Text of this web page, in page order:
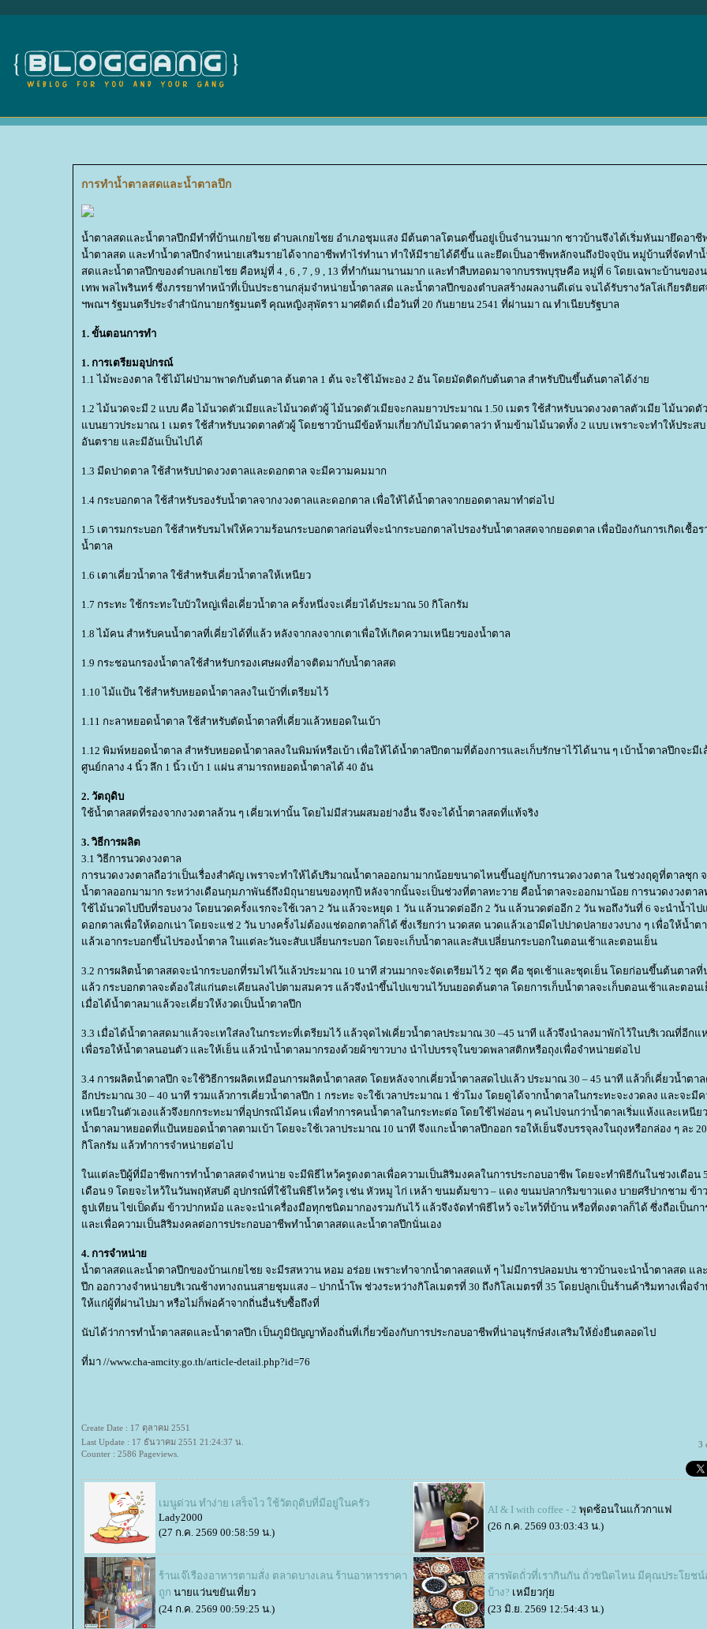
การทำน้ำตาลสดและน้ำตาลปึก
น้ำตาลสดและน้ำตาลปึกมีทำที่บ้านเกยไชย ตำบลเกยไชย อำเภอชุมแสง มีต้นตาลโตนดขึ้นอยู่เป็นจำนวนมาก ชาวบ้านจึงได้เริ่มหันมายึดอาชี
น้ำตาลสด และทำน้ำตาลปึกจำหน่ายเสริมรายได้จากอาชีพทำไร่ทำนา ทำให้มีรายได้ดีขึ้น และยึดเป็นอาชีพหลักจนถึงปัจจุบัน หมู่บ้านที่จัดทำน้
สดและน้ำตาลปึกของตำบลเกยไชย คือหมู่ที่ 4 , 6 , 7 , 9 , 13 ที่ทำกันมานานมาก และทำสืบทอดมาจากบรรพบุรุษคือ หมู่ที่ 6 โดยเฉพาะบ้านของ
เทพ พลไพรินทร์ ซึ่งภรรยาทำหน้าที่เป็นประธานกลุ่มจำหน่ายน้ำตาลสด และน้ำตาลปึกของตำบลสร้างผลงานดีเด่น จนได้รับรางวัลโล่เกียรติยศ
ฯพณฯ รัฐมนตรีประจำสำนักนายกรัฐมนตรี คุณหญิงสุพัตรา มาศดิตถ์ เมื่อวันที่ 20 กันยายน 2541 ที่ผ่านมา ณ ทำเนียบรัฐบาล
1. ขั้นตอนการทำ
1. การเตรียมอุปกรณ์
1.1 ไม้พะองตาล ใช้ไม้ไผ่ป่ามาพาดกับต้นตาล ต้นตาล 1 ต้น จะใช้ไม้พะอง 2 อัน โดยมัดติดกับต้นตาล สำหรับปีนขึ้นต้นตาลได้ง่า
1.2 ไม้นวดจะมี 2 แบบ คือ ไม้นวดตัวเมียและไม้นวดตัวผู้ ไม้นวดตัวเมียจะกลมยาวประมาณ 1.50 เมตร ใช้สำหรับนวดงวงตาลตัวเมีย ไม้นวดตั
บนยาวประมาณ 1 เมตร ใช้สำหรับนวดตาลตัวผู้ โดยชาวบ้านมีข้อห้ามเกี่ยวกับไม้นวดตาลว่า ห้ามข้ามไม้นวดทั้ง 2 แบบ เพราะจะทำให้ประสบ
อันตราย และมีอันเป็นไปได้
1.3 มีดปาดตาล ใช้สำหรับปาดงวงตาลและดอกตาล จะมีความคมมาก
1.4 กระบอกตาล ใช้สำหรับรองรับน้ำตาลจากงวงตาลและดอกตาล เพื่อให้ได้น้ำตาลจากยอดตาลมาทำต่อไป
1.5 เตารมกระบอก ใช้สำหรับรมไฟให้ความร้อนกระบอกตาลก่อนที่จะนำกระบอกตาลไปรองรับน้ำตาลสดจากยอดตาล เพื่อป้องกันการเกิดเชื้อร
น้ำตาล
1.6 เตาเคี่ยวน้ำตาล ใช้สำหรับเคี่ยวน้ำตาลให้เหนียว
1.7 กระทะ ใช้กระทะใบบัวใหญ่เพื่อเคี่ยวน้ำตาล ครั้งหนึ่งจะเคี่ยวได้ประมาณ 50 กิโลกรัม
1.8 ไม้คน สำหรับคนน้ำตาลที่เคี่ยวได้ที่แล้ว หลังจากลงจากเตาเพื่อให้เกิดความเหนียวของน้ำตาล
1.9 กระชอนกรองน้ำตาลใช้สำหรับกรองเศษผงที่อาจติดมากับน้ำตาลสด
1.10 ไม้แป้น ใช้สำหรับหยอดน้ำตาลลงในเบ้าที่เตรียมไว้
1.11 กะลาหยอดน้ำตาล ใช้สำหรับตัดน้ำตาลที่เคี่ยวแล้วหยอดในเบ้า
1.12 พิมพ์หยอดน้ำตาล สำหรับหยอดน้ำตาลลงในพิมพ์หรือเบ้า เพื่อให้ได้น้ำตาลปึกตามที่ต้องการและเก็บรักษาไว้ได้นาน ๆ เบ้าน้ำตาลปึกจะมีเ
ศูนย์กลาง 4 นิ้ว ลึก 1 นิ้ว เบ้า 1 แผ่น สามารถหยอดน้ำตาลได้ 40 อัน
2. วัตถุดิบ
ช้น้ำตาลสดที่รองจากงวงตาลล้วน ๆ เคี่ยวเท่านั้น โดยไม่มีส่วนผสมอย่างอื่น จึงจะได้น้ำตาลสดที่แท้จริง
3. วิธีการผลิต
3.1 วิธีการนวดงวงตาล
การนวดงวงตาลถือว่าเป็นเรื่องสำคัญ เพราจะทำให้ได้ปริมาณน้ำตาลออกมามากน้อยขนาดไหนขึ้นอยู่กับการนวดงวงตาล ในช่วงฤดูที่ตาลชุก
น้ำตาลออกมามาก ระหว่างเดือนกุมภาพันธ์ถึงมิถุนายนของทุกปี หลังจากนั้นจะเป็นช่วงที่ตาลทะวาย คือน้ำตาลจะออกมาน้อย การนวดงวงตา
ช้ไม้นวดไปบีบที่รอบงวง โดยนวดครั้งแรกจะใช้เวลา 2 วัน แล้วจะหยุด 1 วัน แล้วนวดต่ออีก 2 วัน แล้วนวดต่ออีก 2 วัน พอถึงวันที่ 6 จะนำน้ำไป
ดอกตาลเพื่อให้ดอกเน่า โดยจะแช่ 2 วัน บางครั้งไม่ต้องแช่ดอกตาลก็ได้ ซึ่งเรียกว่า นวดสด นวดแล้วเอามีดไปปาดปลายงวงบาง ๆ เพื่อให้น้ำต
ล้วเอากระบอกขึ้นไปรองน้ำตาล ในแต่ละวันจะสับเปลี่ยนกระบอก โดยจะเก็บน้ำตาลและสับเปลี่ยนกระบอกในตอนเช้าและตอนเย็น
3.2 การผลิตน้ำตาลสดจะนำกระบอกที่รมไฟไว้แล้วประมาณ 10 นาที ส่วนมากจะจัดเตรียมไว้ 2 ชุด คือ ชุดเช้าและชุดเย็น โดยก่อนขึ้นต้นตาลที่
ล้ว กระบอกตาลจะต้องใส่แก่นตะเคียนลงไปตามสมควร แล้วจึงนำขึ้นไปแขวนไว้บนยอดต้นตาล โดยการเก็บน้ำตาลจะเก็บตอนเช้าและตอนเ
เมื่อได้น้ำตาลมาแล้วจะเคี่ยวให้งวดเป็นน้ำตาลปึก
3.3 เมื่อได้น้ำตาลสดมาแล้วจะเทใส่ลงในกระทะที่เตรียมไว้ แล้วจุดไฟเคี่ยวน้ำตาลประมาณ 30 –45 นาที แล้วจึงนำลงมาพักไว้ในบริเวณที่อีกแ
เพื่อรอให้น้ำตาลนอนตัว และให้เย็น แล้วนำน้ำตาลมากรองด้วยผ้าขาวบาง นำไปบรรจุในขวดพลาสติกหรือถุงเพื่อจำหน่ายต่อไป
3.4 การผลิตน้ำตาลปึก จะใช้วิธีการผลิตเหมือนการผลิตน้ำตาลสด โดยหลังจากเคี่ยวน้ำตาลสดไปแล้ว ประมาณ 30 – 45 นาที แล้วก็เคี่ยวน้ำตา
อีกประมาณ 30 – 40 นาที รวมแล้วการเคี่ยวน้ำตาลปึก 1 กระทะ จะใช้เวลาประมาณ 1 ชั่วโมง โดยดูได้จากน้ำตาลในกระทะจะงวดลง และจะมีค
เหนียวในตัวเองแล้วจึงยกกระทะมาที่อุปกรณ์ไม้คน เพื่อทำการคนน้ำตาลในกระทะต่อ โดยใช้ไฟอ่อน ๆ คนไปจนกว่าน้ำตาลเริ่มแห้งและเหนีย
น้ำตาลมาหยอดที่แป้นหยอดน้ำตาลตามเบ้า โดยจะใช้เวลาประมาณ 10 นาที จึงแกะน้ำตาลปึกออก รอให้เย็นจึงบรรจุลงในถุงหรือกล่อง ๆ ละ 20
กิโลกรัม แล้วทำการจำหน่ายต่อไป
นแต่ละปีผู้ที่มีอาชีพการทำน้ำตาลสดจำหน่าย จะมีพิธีไหว้ครูดงตาลเพื่อความเป็นสิริมงคลในการประกอบอาชีพ โดยจะทำพิธีกันในช่วงเดือน
เดือน 9 โดยจะไหว้ในวันพฤหัสบดี อุปกรณ์ที่ใช้ในพิธีไหว้ครู เช่น หัวหมู ไก่ เหล้า ขนมต้มขาว – แดง ขนมปลากริมขาวแดง บายศรีปากชาม ข้า
ธูปเทียน ไข่เป็ดต้ม ข้าวปากหม้อ และจะนำเครื่องมือทุกชนิดมากองรวมกันไว้ แล้วจึงจัดทำพิธีไหว้ จะไหว้ที่บ้าน หรือที่ดงตาลก็ได้ ซึ่งถือเป็นก
ละเพื่อความเป็นสิริมงคลต่อการประกอบอาชีพทำน้ำตาลสดและน้ำตาลปึกนั่นเอง
4. การจำหน่า
น้ำตาลสดและน้ำตาลปึกของบ้านเกยไชย จะมีรสหวาน หอม อร่อย เพราะทำจากน้ำตาลสดแท้ ๆ ไม่มีการปลอมปน ชาวบ้านจะนำน้ำตาลสด แล
ปึก ออกวางจำหน่ายบริเวณช้างทางถนนสายชุมแสง – ปากน้ำโพ ช่วงระหว่างกิโลเมตรที่ 30 ถึงกิโลเมตรที่ 35 โดยปลูกเป็นร้านค้าริมทางเพื่อ
ห้แก่ผู้ที่ผ่านไปมา หรือไม่ก็พ่อค้าจากถิ่นอื่นรับซื้อถึงที่
นับได้ว่าการทำน้ำตาลสดและน้ำตาลปึก เป็นภูมิปัญญาท้องถิ่นที่เกี่ยวข้องกับการประกอบอาชีพที่น่าอนุรักษ์ส่งเสริมให้ยั่งยืนตลอดไป
ที่มา //www.cha-amcity.go.th/article-detail.php?id=76
Create Date : 17 ตุลาคม 2551
Last Update : 17 ธันวาคม 2551 21:24:37 น.
Counter : 2586 Pageviews.
3
เมนูด่วน ทำง่าย เสร็จไว ใช้วัตถุดิบที่มีอยู่ในครัว
Lady2000
(27 ก.ค. 2569 00:58:59 น.)
AI & I with coffee - 2 พุดซ้อนในแก้วกาแฟ
(26 ก.ค. 2569 03:03:43 น.)
ร้านเจ๊เรืองอาหารตามสั่ง ตลาดบางเลน ร้านอาหารราคา
ถูก นายแว่นขยันเที่ยว
(24 ก.ค. 2569 00:59:25 น.)
สารพัดถั่วที่เรากินกัน ถั่วชนิดไหน มีคุณประโยชน์
บ้าง? เหมียวกุ่
(23 มิ.ย. 2569 12:54:43 น.)